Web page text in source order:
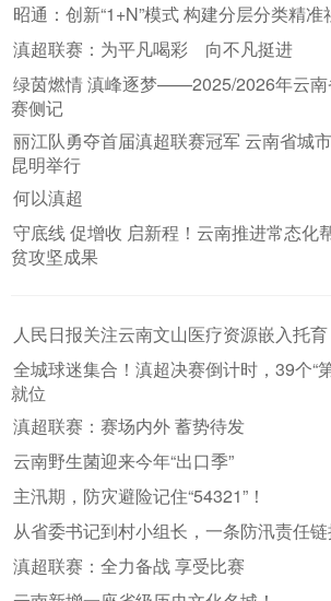
昭通：创新“1+N”模式 构建分层分类精
滇超联赛：为平凡喝彩 向不凡挺进
绿茵燃情 滇峰逐梦——2025/2026年云南
赛侧记
丽江队勇夺首届滇超联赛冠军 云南省城
昆明举行
何以滇超
守底线 促增收 启新程！云南推进常态化
贫攻坚成果
人民日报关注云南文山医疗资源嵌入托
全城球迷集合！滇超决赛倒计时，39个“
就位
滇超联赛：赛场内外 蓄势待发
云南野生菌迎来今年“出口季”
主汛期，防灾避险记住“54321”！
从省委书记到村小组长，一条防汛责任
滇超联赛：全力备战 享受比赛